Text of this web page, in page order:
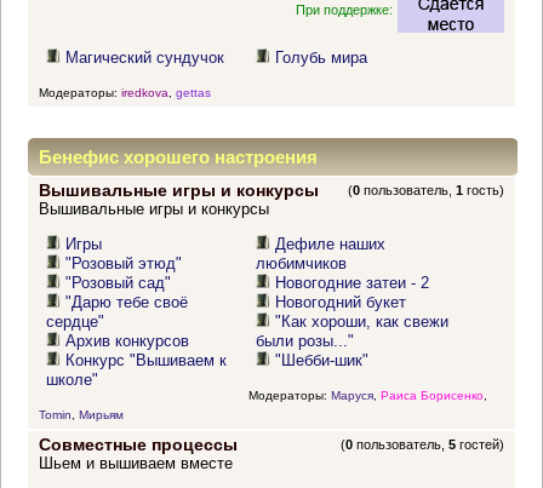
При поддержке:
Магический сундучок Голубь мира
Модераторы: iredkova gettas
Бенефис хорошего настроения
Вышивальные игры и конкурсы (0 пользователь,1 гость)
Вышивальные игры и конкурсы
Игры
"Розовый этюд"
"Розовый сад"
"Дарю тебе своё
сердце"
Архив конкурсов
Конкурс "Вышиваем к
школе"
Дефиле наших
любимчиков
Новогодние затеи - 2
Новогодний букет
"Как хороши, как свежи
были розы..."
"Шебби-шик"
Модераторы: Маруся, Раиса Борисенко,
Tomin
Мирьям
Совместные процессы (0 пользователь,5 гостей)
Шьем и вышиваем вместе